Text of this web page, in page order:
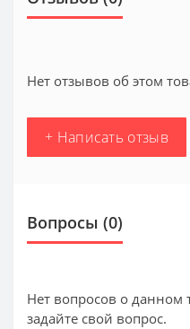
Нет отзывов об этом
+ Написать отзыв
Вопросы (0)
Нет вопросов о данном
задайте свой вопрос.